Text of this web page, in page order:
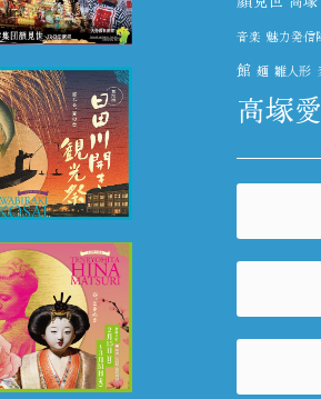
音楽 魅力発信
館 麺 雛人形
高塚